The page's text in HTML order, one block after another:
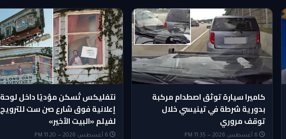
كاميرا سيارة توثق اصطدام مركبة
بدورية شرطة في تينيسي خلال
توقف مروري
نتفليكس تُسكن مؤديًا داخل لوحة
إعلانية فوق شارع صن ست للترويج
لفيلم «البيت الأخير»
6 أغسطس 2026 — 11:20 PM